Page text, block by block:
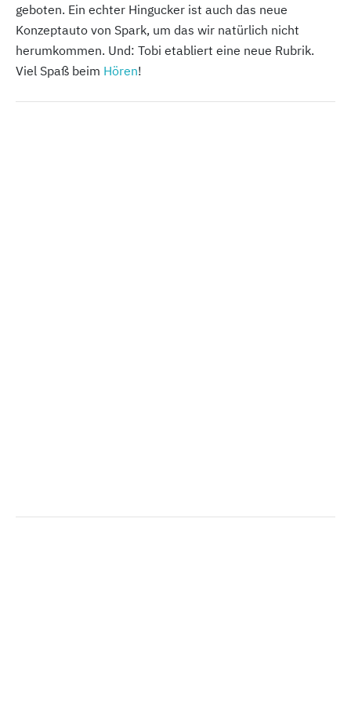
geboten. Ein echter Hingucker ist auch das neue
Konzeptauto von Spark, um das wir natürlich nicht
herumkommen. Und: Tobi etabliert eine neue Rubrik.
Viel Spaß beim Hören!